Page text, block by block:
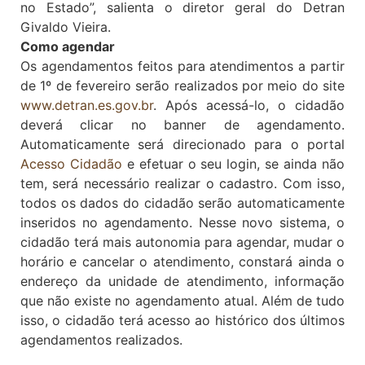
no Estado”, salienta o diretor geral do Detran
Givaldo Vieira.
Como agendar
Os agendamentos feitos para atendimentos a partir
de 1º de fevereiro serão realizados por meio do site
www.detran.es.gov.br. Após acessá-lo, o cidadão
deverá clicar no banner de agendamento.
Automaticamente será direcionado para o portal
Acesso Cidadão e efetuar o seu login, se ainda não
tem, será necessário realizar o cadastro. Com isso,
todos os dados do cidadão serão automaticamente
inseridos no agendamento. Nesse novo sistema, o
cidadão terá mais autonomia para agendar, mudar o
horário e cancelar o atendimento, constará ainda o
endereço da unidade de atendimento, informação
que não existe no agendamento atual. Além de tudo
isso, o cidadão terá acesso ao histórico dos últimos
agendamentos realizados.